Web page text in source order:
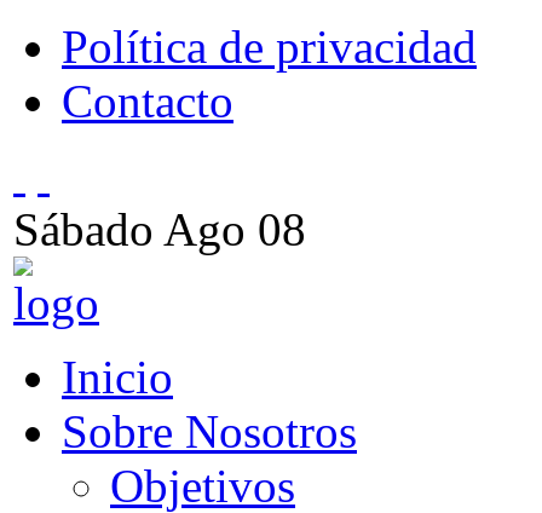
Política de privacidad
Contacto
Sábado Ago 08
Inicio
Sobre Nosotros
Objetivos